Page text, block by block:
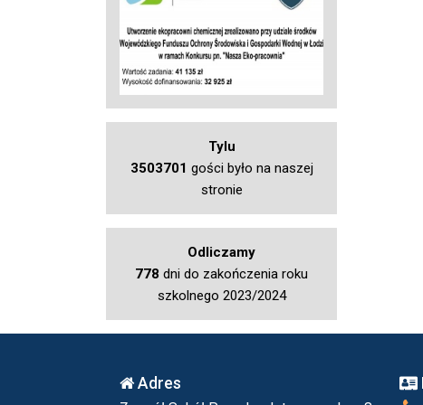
Tylu
3503701 gości było na naszej
stronie
Odliczamy
778 dni do zakończenia roku
szkolnego 2023/2024
Adres